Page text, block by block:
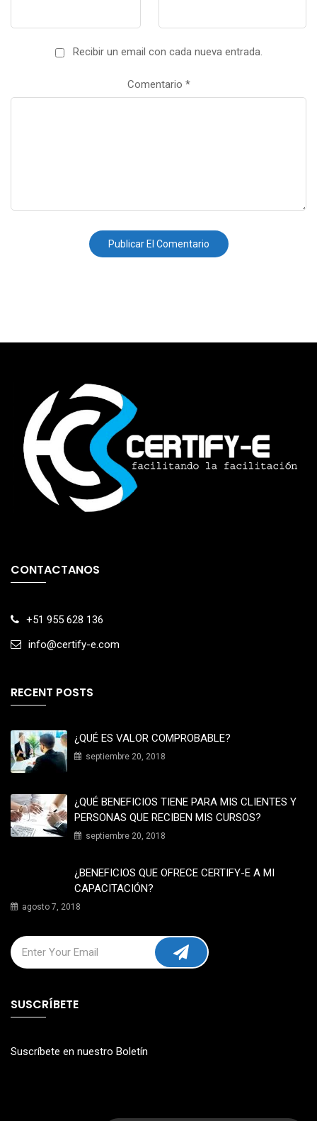
Recibir un email con cada nueva entrada.
Comentario *
CONTACTANOS
+51 955 628 136
info@certify-e.com
RECENT POSTS
¿QUÉ ES VALOR COMPROBABLE?
septiembre 20, 2018
¿QUÉ BENEFICIOS TIENE PARA MIS CLIENTES Y
PERSONAS QUE RECIBEN MIS CURSOS?
septiembre 20, 2018
¿BENEFICIOS QUE OFRECE CERTIFY-E A MI
CAPACITACIÓN?
agosto 7, 2018
SUSCRÍBETE
Suscríbete en nuestro Boletín